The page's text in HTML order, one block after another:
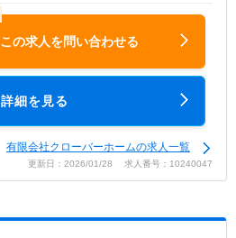
この求人を問い合わせる
詳細を見る
有限会社クローバーホームの求人一覧
更新日：2026/01/28 求人番号：10240047